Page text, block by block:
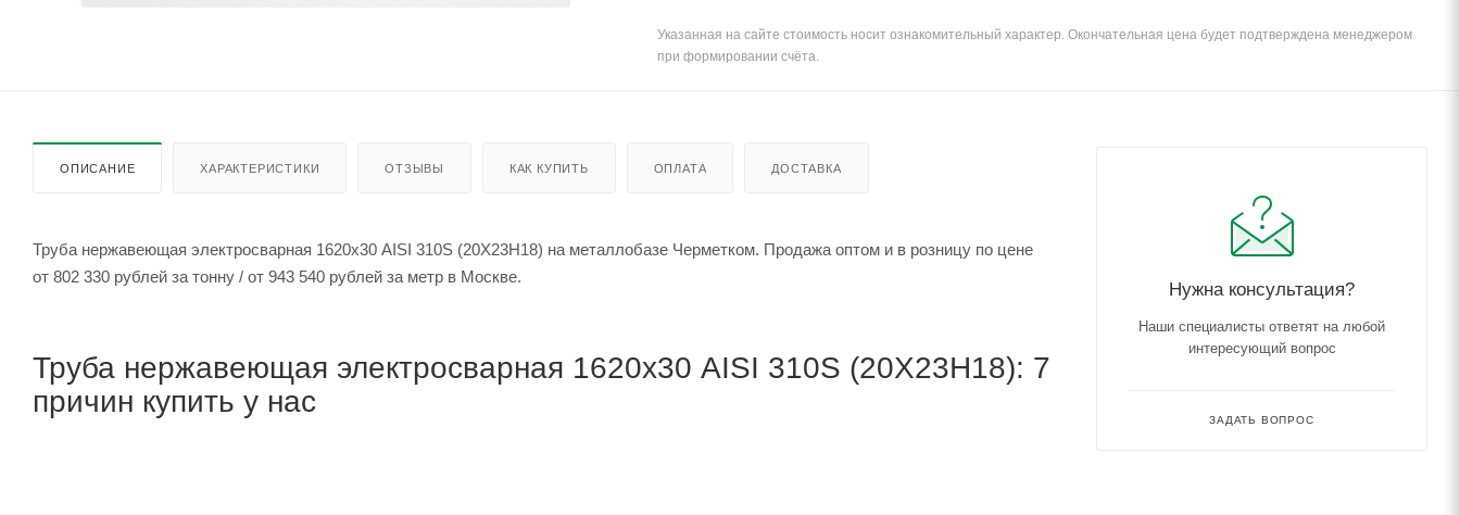
Указанная на сайте стоимость носит ознакомительный характер. Окончательная цена будет подтверждена менеджером
при формировании счёта.
ОПИСАНИЕ ХАРАКТЕРИСТИКИ ОТЗЫВЫ КАК КУПИТЬ ОПЛАТА ДОСТАВКА
Труба нержавеющая электросварная 1620х30 AISI 310S (20Х23Н18) на металлобазе Черметком. Продажа оптом и в розницу по цене
от 802 330 рублей за тонну / от 943 540 рублей за метр в Москве.
Труба нержавеющая электросварная 1620х30 AISI 310S (20Х23Н18): 7
причин купить у нас
Нужна консультация?
Наши специалисты ответят на любой
интересующий вопрос
ЗАДАТЬ ВОПРОС